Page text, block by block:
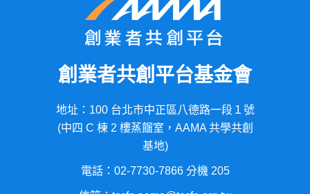
創業者共創平台基金會
地址：100 台北市中正區八德路一段１號
(中四 C 棟 2 樓蒸餾室，AAMA 共學共創
基地)
電話：02-7730-7866 分機 205